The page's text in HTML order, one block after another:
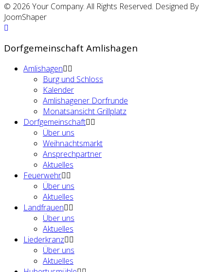
© 2026 Your Company. All Rights Reserved. Designed By
JoomShaper
Dorfgemeinschaft Amlishagen
Amlishagen
Burg und Schloss
Kalender
Amlishagener Dorfrunde
Monatsansicht Grillplatz
Dorfgemeinschaft
Über uns
Weihnachtsmarkt
Ansprechpartner
Aktuelles
Feuerwehr
Über uns
Aktuelles
Landfrauen
Über uns
Aktuelles
Liederkranz
Über uns
Aktuelles